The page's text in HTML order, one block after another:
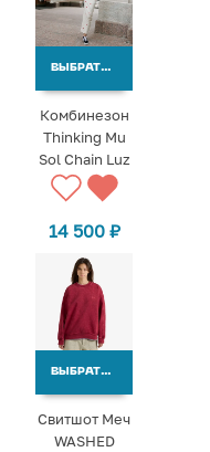
ВЫБРАТЬ ВАРИАНТЫ
Комбинезон
Thinking Mu
Sol Chain Luz
14 500 ₽
ВЫБРАТЬ ВАРИАНТЫ
Свитшот Меч
WASHED